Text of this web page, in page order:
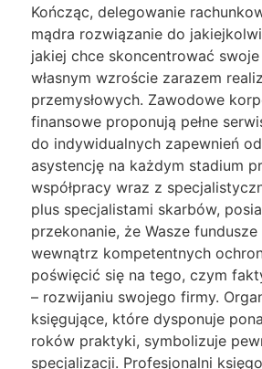
Kończąc, delegowanie
mądra rozwiązanie do
jakiej chce skoncentrować
własnym wzroście zarazem
przemysłowych. Zawodowe
finansowe proponują pełne
do indywidualnych zapewnień
asystencję na każdym stadium
współpracy wraz z
plus specjalistami skarbów,
przekonanie, że Wasze
wewnątrz kompetentnych
poświęcić się na tego, czym
– rozwijaniu swojego firmy.
księgujące, które dysponuje
roków praktyki, symbolizuje
specjalizacji. Profesjonalni